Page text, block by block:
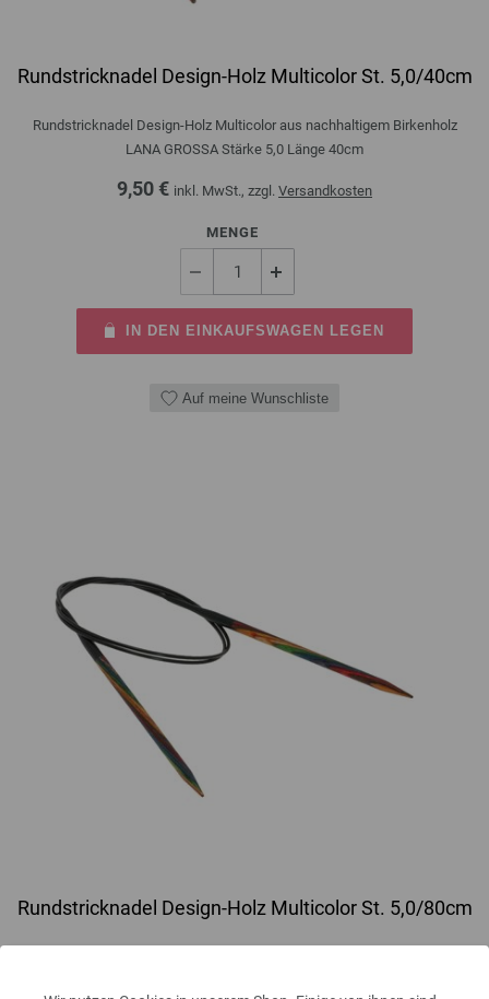
Rundstricknadel Design-Holz Multicolor St. 5,0/40cm
Rundstricknadel Design-Holz Multicolor aus nachhaltigem Birkenholz
LANA GROSSA Stärke 5,0 Länge 40cm
9,50 € inkl. MwSt., zzgl. Versandkosten
MENGE
IN DEN EINKAUFSWAGEN LEGEN
Auf meine Wunschliste
Rundstricknadel Design-Holz Multicolor St. 5,0/80cm